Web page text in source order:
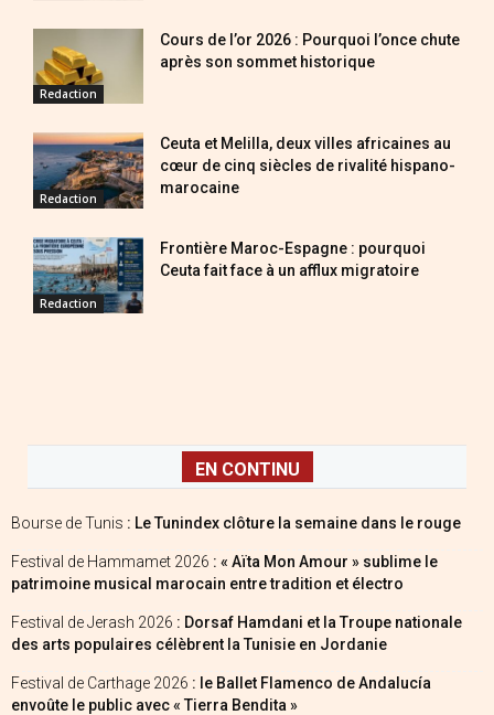
Redaction
Cours de l’or 2026 : Pourquoi l’once chute
après son sommet historique
Redaction
Ceuta et Melilla, deux villes africaines au
cœur de cinq siècles de rivalité hispano-
marocaine
Redaction
Frontière Maroc-Espagne : pourquoi
Ceuta fait face à un afflux migratoire
EN CONTINU
Bourse de Tunis : Le Tunindex clôture la semaine dans le rouge
Festival de Hammamet 2026 : « Aïta Mon Amour » sublime le
patrimoine musical marocain entre tradition et électro
Festival de Jerash 2026 : Dorsaf Hamdani et la Troupe nationale
des arts populaires célèbrent la Tunisie en Jordanie
Festival de Carthage 2026 : le Ballet Flamenco de Andalucía
envoûte le public avec « Tierra Bendita »